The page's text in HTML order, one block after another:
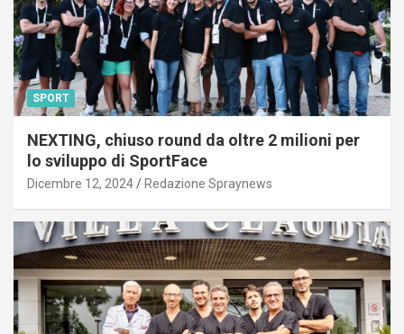
SPORT
NEXTING, chiuso round da oltre 2 milioni per
lo sviluppo di SportFace
Dicembre 12, 2024 Redazione Spraynews